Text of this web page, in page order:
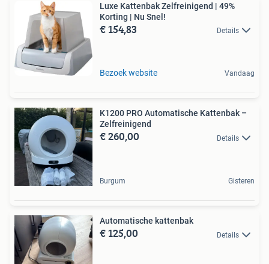
Luxe Kattenbak Zelfreinigend | 49%
Korting | Nu Snel!
€ 154,83 Details
Bezoek website Vandaag
K1200 PRO Automatische Kattenbak –
Zelfreinigend
€ 260,00 Details
Burgum Gisteren
Automatische kattenbak
€ 125,00 Details